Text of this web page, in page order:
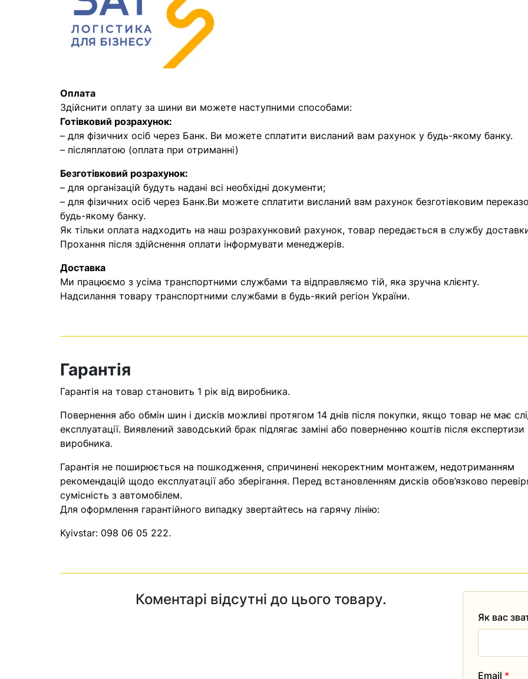
Оплата
Здійснити оплату за шини ви можете наступними способами:
Готівковий розрахунок:
– для фізичних осіб через Банк. Ви можете сплатити висланий вам рахунок у будь-якому банку.
– післяплатою (оплата при отриманні)
Безготівковий розрахунок:
– для організацій будуть надані всі необхідні документи;
– для фізичних осіб через Банк.Ви можете сплатити висланий вам рахунок безготівковим
будь-якому банку.
Як тільки оплата надходить на наш розрахунковий рахунок, товар передається в службу
Прохання після здійснення оплати інформувати менеджерів.
Доставка
Ми працюємо з усіма транспортними службами та відправляємо тій, яка зручна клієнту.
Надсилання товару транспортними службами в будь-який регіон України.
Гарантія
Гарантія на товар становить 1 рік від виробника.
Повернення або обмін шин і дисків можливі протягом 14 днів після покупки, якщо товар не має
експлуатації. Виявлений заводський брак підлягає заміні або поверненню коштів після експертизи
виробника.
Гарантія не поширюється на пошкодження, спричинені некоректним монтажем, недотриманням
рекомендацій щодо експлуатації або зберігання. Перед встановленням дисків обов’язково
сумісність з автомобілем.
Для оформлення гарантійного випадку звертайтесь на гарячу лінію:
Kyivstar: 098 06 05 222.
Коментарі відсутні до цього товару.
Як вас
Email *